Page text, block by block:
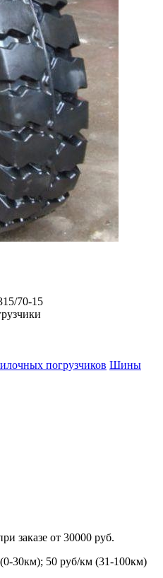
70-15
погрузчиков Шины
заказе от 30000 руб.
30км); 50 руб/км (31-100км)